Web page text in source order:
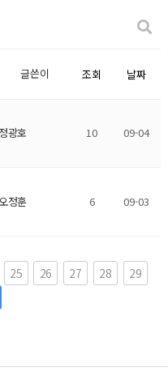
글쓴이 조회 날짜
정광호 10 09-04
오정훈 6 09-03
25 26 27 28 29